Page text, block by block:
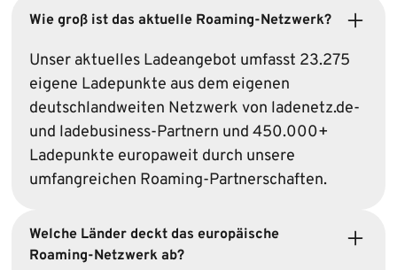
Wie groß ist das aktuelle Roaming-Netzwerk?
Unser aktuelles Ladeangebot umfasst 23.275
eigene Ladepunkte aus dem eigenen
deutschland­weiten Netzwerk von ladenetz.de-
und ladebusiness-Partnern und 450.000+
Ladepunkte europaweit durch unsere
umfangreichen Roaming-Partnerschaften.
Welche Länder deckt das euro­päische
Roaming-Netzwerk ab?